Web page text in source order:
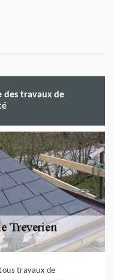
des travaux de
travaux de